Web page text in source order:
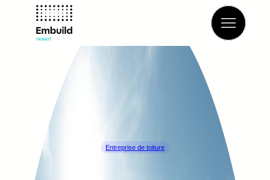
Entreprise de toiture